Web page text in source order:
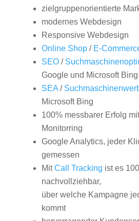
zielgruppenorientierte
modernes Webdesign
Responsive Webdesign
Online Shop/ E-
SEO/
Google und Microsoft Bing
SEA/
Microsoft Bing
100% messbarer Erfolg
Monitorring
Google Analytics, jeder
gemessen
MitCall Tracking ist es
nachvollziehbar,
über welche Kampagne
kommt